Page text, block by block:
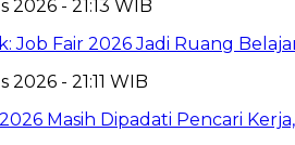
2026 - 21:13 WIB
Job Fair 2026 Jadi Ruang
2026 - 21:11 WIB
Masih Dipadati Pencari